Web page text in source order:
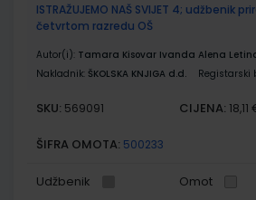
ISTRAŽUJEMO NAŠ SVIJET 4; udžbenik
četvrtom razredu OŠ
Autor(i): Tamara Kisovar Ivanda Alena
Nakladnik: ŠKOLSKA KNJIGA d.d. Registarski
SKU: 569091 CIJENA: 18,11
ŠIFRA OMOTA: 500233
Udžbenik Omot